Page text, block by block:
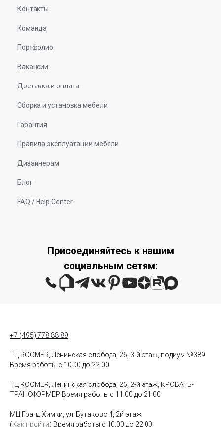
Контакты
Команда
Портфолио
Вакансии
Доставка и оплата
Сборка и установка мебели
Гарантия
Правила эксплуатации мебели
Дизайнерам
Блог
FAQ / Help Center
Присоединяйтесь к нашим
социальным сетям:
+7 (495) 778 88 89
ТЦ ROOMER, Ленинская слобода, 26, 3-й этаж, подиум №389
Время работы с 10.00 до 22.00
ТЦ ROOMER, Ленинская слобода, 26, 2-й этаж, КРОВАТЬ-
ТРАНСФОРМЕР Время работы с 11.00 до 21.00
МЦ Гранд Химки, ул. Бутаково 4, 2й этаж
(Как пройти) Время работы с 10.00 до 22.00